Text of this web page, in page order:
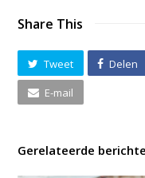
Share This
Tweet Delen
E-mail
Gerelateerde